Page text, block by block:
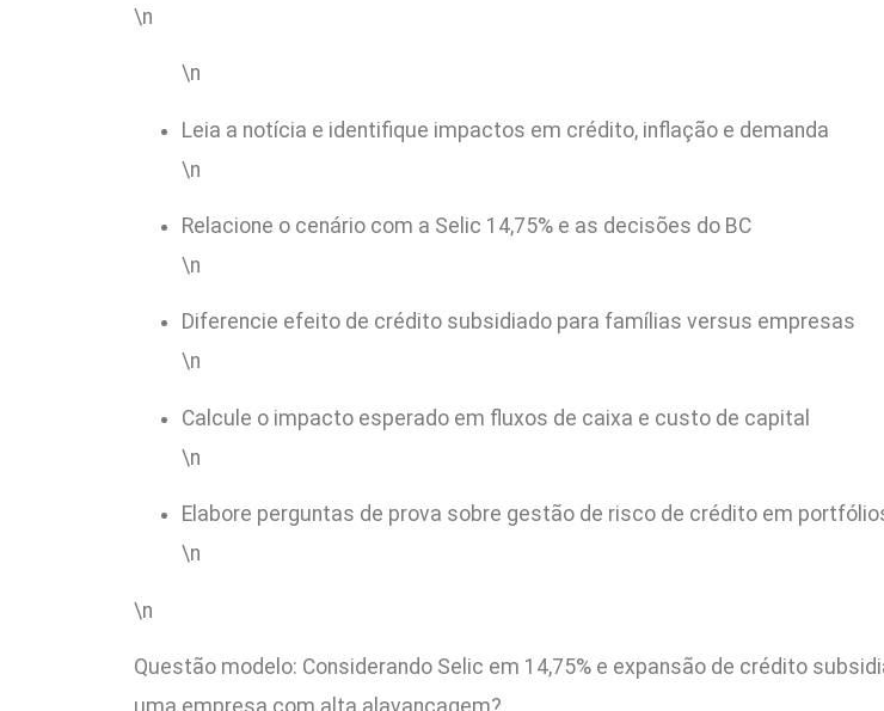
\n
\n
Leia a notícia e identifique impactos em crédito, inflação e demanda
\n
Relacione o cenário com a Selic 14,75% e as decisões do BC
\n
Diferencie efeito de crédito subsidiado para famílias versus empresas
\n
Calcule o impacto esperado em fluxos de caixa e custo de capital
\n
Elabore perguntas de prova sobre gestão de risco de crédito em
\n
\n
Questão modelo: Considerando Selic em 14,75% e expansão de crédito